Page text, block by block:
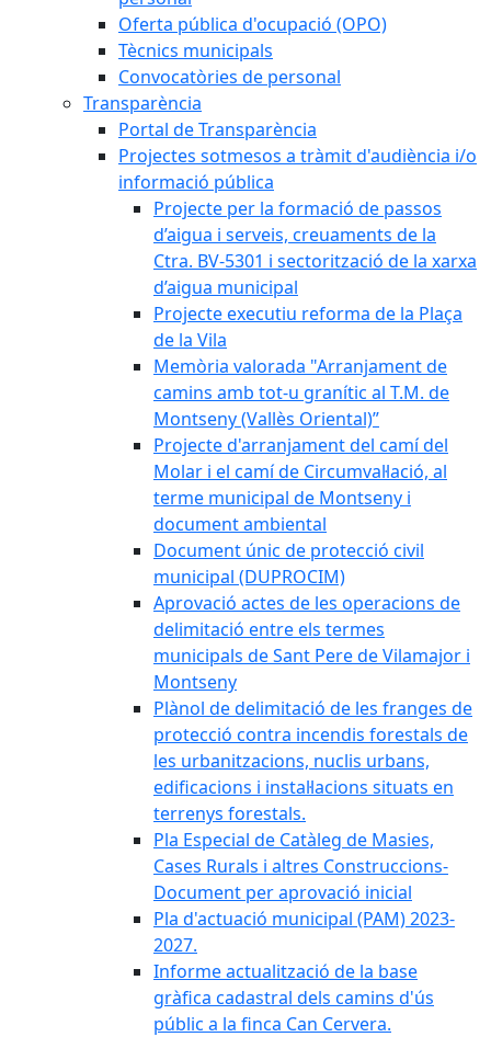
Oferta pública d'ocupació (OPO)
Tècnics municipals
Convocatòries de personal
Transparència
Portal de Transparència
Projectes sotmesos a tràmit d'audiència i/o
informació pública
Projecte per la formació de passos
d’aigua i serveis, creuaments de la
Ctra. BV-5301 i sectorització de la xarxa
d’aigua municipal
Projecte executiu reforma de la Plaça
de la Vila
Memòria valorada "Arranjament de
camins amb tot-u granític al T.M. de
Montseny (Vallès Oriental)”
Projecte d'arranjament del camí del
Molar i el camí de Circumval·lació, al
terme municipal de Montseny i
document ambiental
Document únic de protecció civil
municipal (DUPROCIM)
Aprovació actes de les operacions de
delimitació entre els termes
municipals de Sant Pere de Vilamajor i
Montseny
Plànol de delimitació de les franges de
protecció contra incendis forestals de
les urbanitzacions, nuclis urbans,
edificacions i instal·lacions situats en
terrenys forestals.
Pla Especial de Catàleg de Masies,
Cases Rurals i altres Construccions-
Document per aprovació inicial
Pla d'actuació municipal (PAM) 2023-
2027.
Informe actualització de la base
gràfica cadastral dels camins d'ús
públic a la finca Can Cervera.